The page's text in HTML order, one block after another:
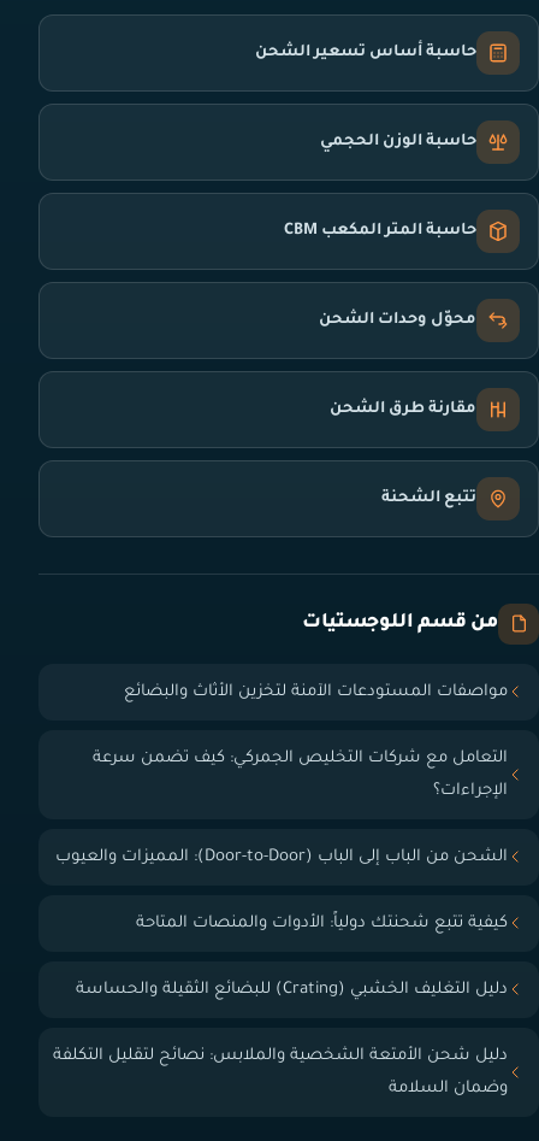
حاسبة أساس تسعير الشحن
حاسبة الوزن الحجمي
حاسبة المتر المكعب CBM
محوّل وحدات الشحن
مقارنة طرق الشحن
تتبع الشحنة
من قسم اللوجستيات
مواصفات المستودعات الآمنة لتخزين الأثاث والبضائع
التعامل مع شركات التخليص الجمركي: كيف تضمن سرعة
الإجراءات؟
الشحن من الباب إلى الباب (Door-to-Door): المميزات والعيوب
كيفية تتبع شحنتك دولياً: الأدوات والمنصات المتاحة
دليل التغليف الخشبي (Crating) للبضائع الثقيلة والحساسة
دليل شحن الأمتعة الشخصية والملابس: نصائح لتقليل التكلفة
وضمان السلامة